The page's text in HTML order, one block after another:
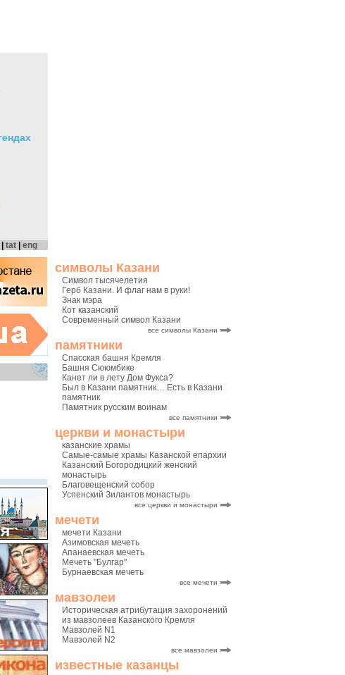
символы Казани
Символ тысячелетия
Герб Казани. И флаг нам в руки!
Знак мэра
Кот казанский
Современный символ Казани
все символы Казани
памятники
Спасская башня Кремля
Башня Сююмбике
Канет ли в лету Дом Фукса?
Был в Казани памятник… Есть в Казани
памятник
Памятник русским воинам
все памятники
церкви и монастыри
казанские храмы
Самые-самые храмы Казанской епархии
Казанский Богородицкий женский
монастырь
Благовещенский собор
Успенский Зилантов монастырь
все церкви и монастыри
мечети
мечети Казани
Азимовская мечеть
Апанаевская мечеть
Мечеть "Булгар"
Бурнаевская мечеть
все мечети
мавзолеи
Историческая атрибутация захоронений
из мавзолеев Казанского Кремля
Мавзолей N1
Мавзолей N2
все мавзолеи
известные казанцы
tat eng